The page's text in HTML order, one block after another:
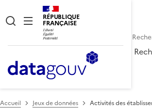
RÉPUBLIQUE
FRANÇAISE
Accueil Jeux de données
Activités des